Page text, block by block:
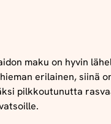
maku on hyvin
erilainen, siinä
pilkkoutunutta